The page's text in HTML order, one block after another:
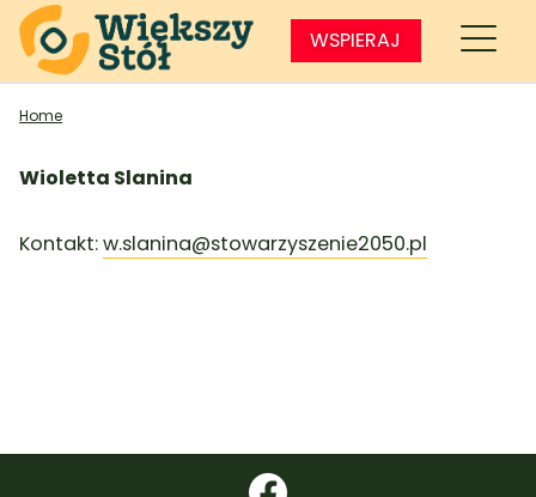
WSPIERAJ
Home
Wioletta Slanina
Kontakt:w.slanina@stowarzyszenie2050.pl